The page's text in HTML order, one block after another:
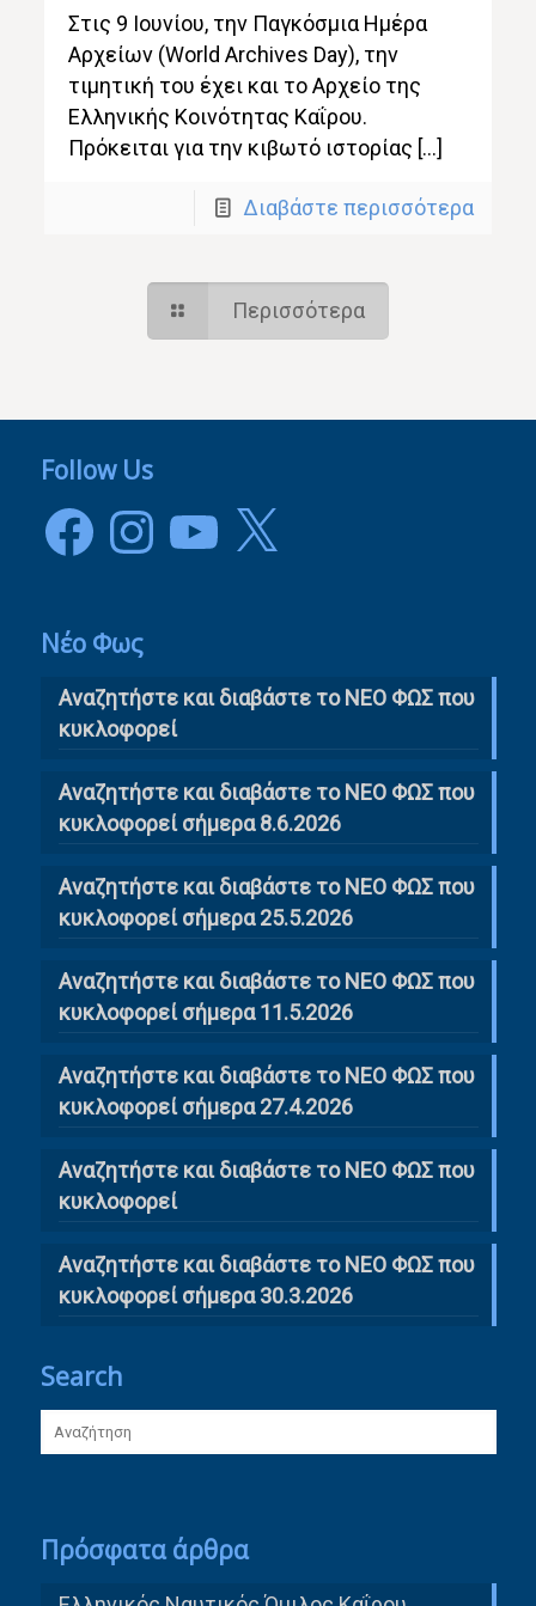
Στις 9 Ιουνίου, την Παγκόσμια Ημέρα
Αρχείων (World Archives Day), την
τιμητική του έχει και το Αρχείο της
Ελληνικής Κοινότητας Καΐρου.
Πρόκειται για την κιβωτό ιστορίας […]
Διαβάστε περισσότερα
Περισσότερα
Follow Us
FacebookInstagramYouTube
X
Νέο Φως
Αναζητήστε και διαβάστε το NΕΟ ΦΩΣ που
κυκλοφορεί
Αναζητήστε και διαβάστε το ΝΕΟ ΦΩΣ που
κυκλοφορεί σήμερα 8.6.2026
Αναζητήστε και διαβάστε το ΝΕΟ ΦΩΣ που
κυκλοφορεί σήμερα 25.5.2026
Αναζητήστε και διαβάστε το ΝΕΟ ΦΩΣ που
κυκλοφορεί σήμερα 11.5.2026
Αναζητήστε και διαβάστε το ΝΕΟ ΦΩΣ που
κυκλοφορεί σήμερα 27.4.2026
Αναζητήστε και διαβάστε το ΝΕΟ ΦΩΣ που
κυκλοφορεί
Αναζητήστε και διαβάστε το ΝΕΟ ΦΩΣ που
κυκλοφορεί σήμερα 30.3.2026
Search
Πρόσφατα άρθρα